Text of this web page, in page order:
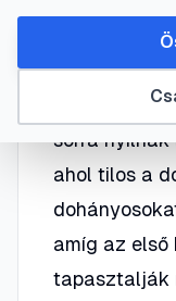
Lépten-
cigaretta
sorra nyílnak
ahol tilos a
amíg az első
tapasztalják